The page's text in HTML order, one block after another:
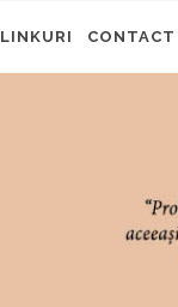
LINKURI CONTACT